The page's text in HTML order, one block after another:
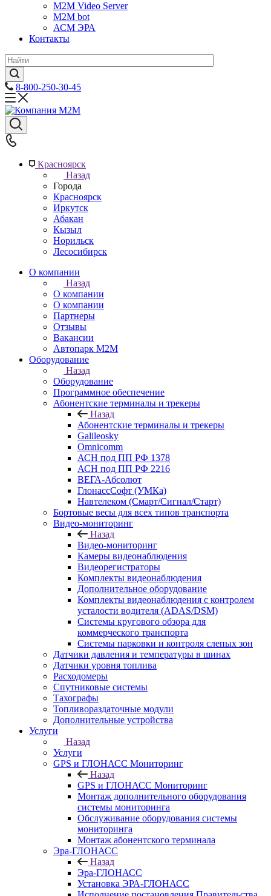
M2M Video Server
М2М bot
АСМ ЭРА
Контакты
8-800-250-30-45
Красноярск
Назад
Города
Красноярск
Иркутск
Абакан
Кызыл
Норильск
Лесосибирск
О компании
Назад
О компании
О компании
Партнеры
Отзывы
Вакансии
Автопарк М2М
Оборудование
Назад
Оборудование
Программное обеспечение
Абонентские терминалы и трекеры
Назад
Абонентские терминалы и трекеры
Galileosky
Omnicomm
АСН под ПП РФ 1378
АСН под ПП РФ 2216
ВЕГА-Абсолют
ГлонассСофт (УМКа)
Навтелеком (Смарт/Сигнал/Старт)
Бортовые весы для всех типов транспорта
Видео-мониторинг
Назад
Видео-мониторинг
Камеры видеонаблюдения
Видеорегистраторы
Комплекты видеонаблюдения
Дополнительное оборудование
Комплекты видеонаблюдения с контролем
усталости водителя (ADAS/DSM)
Системы кругового обзора для
коммерческого транспорта
Системы парковки и контроля слепых зон
Датчики давления и температуры в шинах
Датчики уровня топлива
Расходомеры
Спутниковые системы
Тахографы
Топливораздаточные модули
Дополнительные устройства
Услуги
Назад
Услуги
GPS и ГЛОНАСС Мониторинг
Назад
GPS и ГЛОНАСС Мониторинг
Монтаж дополнительного оборудования
системы мониторинга
Обслуживание оборудования системы
мониторинга
Монтаж абонентского терминала
Эра-ГЛОНАСС
Назад
Эра-ГЛОНАСС
Установка ЭРА-ГЛОНАСС